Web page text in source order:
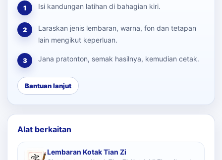
1 Isi kandungan latihan di bahagian kiri.
2
Laraskan jenis lembaran, warna, fon dan tetapan
lain mengikut keperluan.
3 Jana pratonton, semak hasilnya, kemudian cetak.
Bantuan lanjut
Alat berkaitan
Lembaran Kotak Tian Zi